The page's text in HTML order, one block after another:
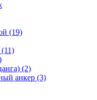
(19)
(11)
(2)
анкер (3)